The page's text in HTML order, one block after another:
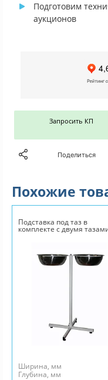
Подготовим
аукционов
Запросить КП
Поделиться
Похожие
Подставка под таз в
комплекте с двумя
Ширина, мм
Глубина, мм